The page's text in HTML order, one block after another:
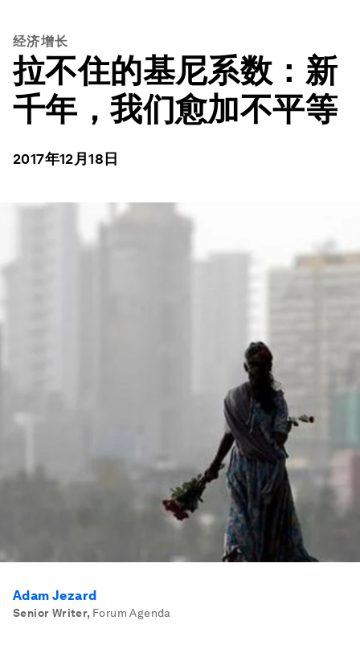
经济增长
拉不住的基尼系数：新
千年，我们愈加不平等
2017年12月18日
Adam Jezard
Senior Writer, Forum Agenda